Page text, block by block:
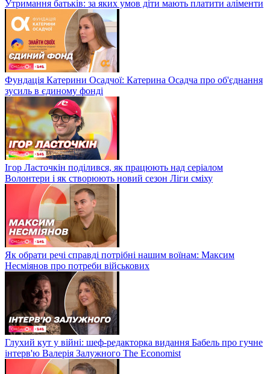
Утримання батьків: за яких умов діти мають платити аліменти
Фундація Катерини Осадчої: Катерина Осадча про об'єднання
зусиль в єдиному фонді
Ігор Ласточкін поділився, як працюють над серіалом
Волонтери і як створюють новий сезон Ліги сміху
Як обрати речі справді потрібні нашим воїнам: Максим
Несміянов про потреби військових
Глухий кут у війні: шеф-редакторка видання Бабель про гучне
інтерв'ю Валерія Залужного The Economist